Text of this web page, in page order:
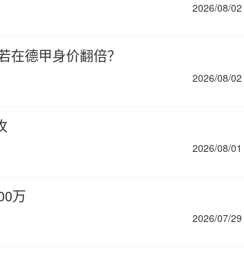
2026/08/02
在德甲身价翻倍？
2026/08/02
2026/08/01
万
2026/07/29